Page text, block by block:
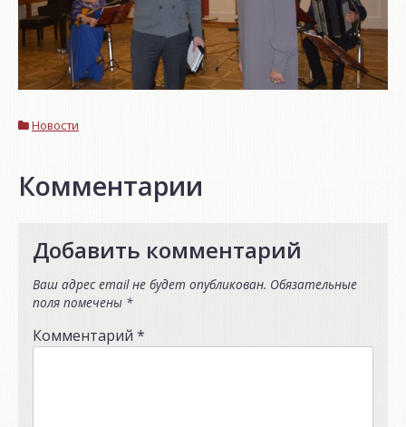
Новости
Комментарии
Добавить комментарий
Ваш адрес email не будет опубликован. Обязательные
поля помечены *
Комментарий *